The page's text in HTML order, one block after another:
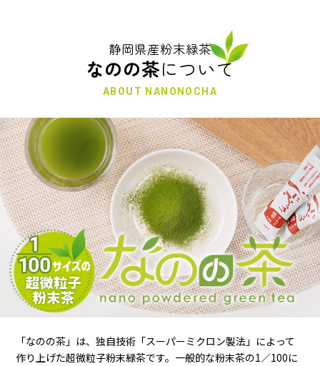
静岡県産粉末緑茶
なのの茶について
ABOUT NANONOCHA
「なのの茶」は、独自技術「スーパーミクロン製法」によって
作り上げた超微粒子粉末緑茶です。一般的な粉末茶の1／100に